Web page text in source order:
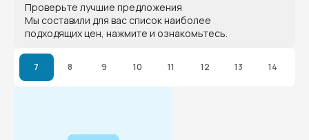
Проверьте лучшие предложения
Мы составили для вас список наиболее
подходящих цен, нажмите и ознакомьтесь.
7 8 9 10 11 12 13 14